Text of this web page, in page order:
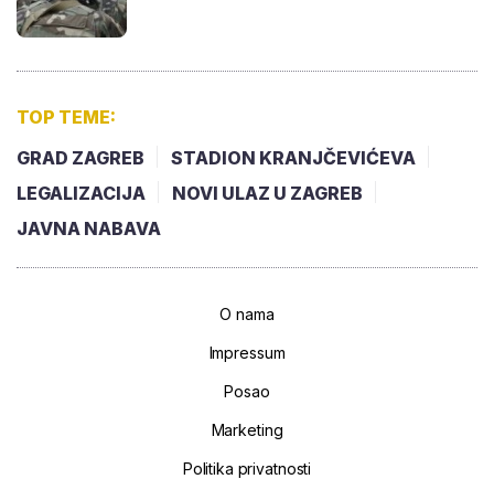
TOP TEME:
GRAD ZAGREB
STADION KRANJČEVIĆEVA
LEGALIZACIJA
NOVI ULAZ U ZAGREB
JAVNA NABAVA
O nama
Impressum
Posao
Marketing
Politika privatnosti